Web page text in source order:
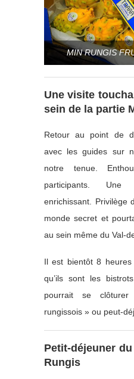
MIN RUNGIS
Une visite
sein de la partie
Retour au point de
avec les guides sur
notre tenue.
participants. Une
enrichissant. Privilège
monde secret et
au sein même du Val-
Il est bientôt 8
qu’ils sont les
pourrait se
rungissois » ou peut-
Petit-déjeuner
Rungis